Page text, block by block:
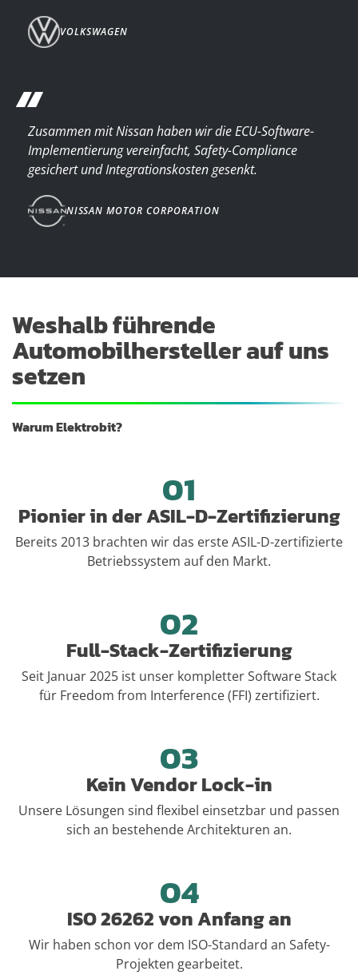
VOLKSWAGEN
“Zusammen mit Nissan haben wir die ECU-Software-
Implementierung vereinfacht, Safety-Compliance
gesichert und Integrationskosten gesenkt.
NISSAN MOTOR CORPORATION
Weshalb führende
Automobilhersteller auf uns
setzen
Warum Elektrobit?
01
Pionier in der ASIL-D-Zertifizierung
Bereits 2013 brachten wir das erste ASIL-D-zertifizierte
Betriebssystem auf den Markt.
02
Full-Stack-Zertifizierung
Seit Januar 2025 ist unser kompletter Software Stack
für Freedom from Interference (FFI) zertifiziert.
03
Kein Vendor Lock-in
Unsere Lösungen sind flexibel einsetzbar und passen
sich an bestehende Architekturen an.
04
ISO 26262 von Anfang an
Wir haben schon vor dem ISO-Standard an Safety-
Projekten gearbeitet.